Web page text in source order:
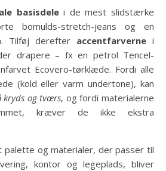
basisdelei de mest slidstærke
bomulds-stretch-jeans og en
Tilføj derefter accentfarverne i
drapere – fx en petrol Tencel-
Ecovero-tørklæde. Fordi alle
(kold eller varm undertone), kan
kryds og tværs, og fordi materialerne
kræver de ikke ekstra
palette og materialer, der passer til
kontor og legeplads, bliver